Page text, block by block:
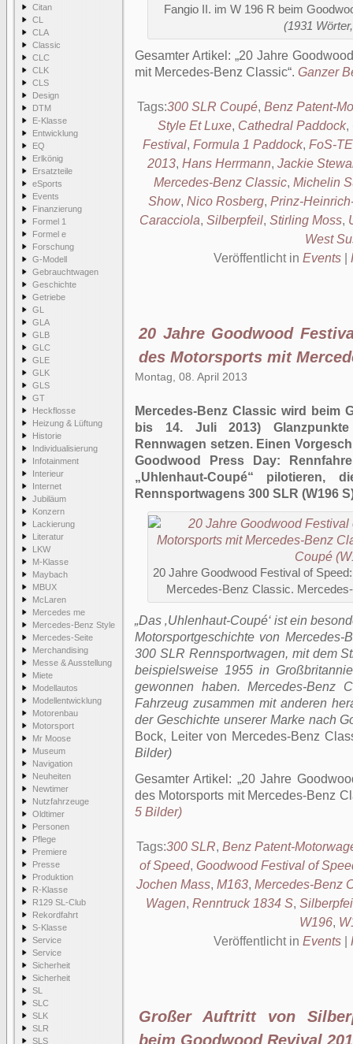
Citan
CL
CLA
Classic
CLC
CLK
CLS
Design
DTM
E-Klasse
Entwicklung
EQ
Erlkönig
Ersatzteile
eSports
Events
Finanzierung
Formel 1
Formel e
Forschung
G-Modell
Gebrauchtwagen
Geschichte
Getriebe
GL
GLA
GLB
GLC
GLE
GLK
GLS
GT
Heckflosse
Heizung & Lüftung
Historie
Individualisierung
Infotainment
Interieur
Internet
Jubiläum
Konzern
Lackierung
Literatur
LKW
M-Klasse
Maybach
MBUX
McLaren
Mercedes me
Mercedes-Benz Style
Mercedes-Seite
Merchandising
Messe & Ausstellung
Miete
Modellautos
Modellentwicklung
Motorenbau
Motorsport
Mr Moose
Museum
Navigation
Neuheiten
Newtimer
Nutzfahrzeuge
Oldtimer
Personen
Pflege
Premiere
Presse
Produktion
R-Klasse
R129 SL-Club
Rekordfahrt
S-Klasse
Service
Service
Sicherheit
Sicherheit
SL
SLC
SLK
SLR
SLS
Fangio II. im W 196 R beim
(1931
Gesamter Artikel: 20 Jahre
mit Mercedes-Benz Classic . Ganzer
Tags:300 SLR Coupé, Benz Patent-
Style Et Luxe, Cathedral Paddock,
Festival, Formula 1 Paddock, FoS-
2013, Hans Herrmann, Jackie
Mercedes-Benz Classic, Michelin
Show, Nico Rosberg, Prinz-
Caracciola, Silberpfeil, Stirling Moss,
West
Veröffentlicht in Events
20 Jahre Goodwood
des Motorsports mit
Montag, 08. April 2013
Mercedes-Benz Classic wird beim
bis 14. Juli 2013)
Rennwagen setzen. Einen
Goodwood Press Day:
„Uhlenhaut-Coupé“ pilotieren,
Rennsportwagens 300 SLR (W196
20 Jahre Goodwood Festival of
Mercedes-Benz Classic.
„Das ‚Uhlenhaut-Coupé‘ ist ein
Motorsportgeschichte von
300 SLR Rennsportwagen, mit dem
beispielsweise 1955 in
gewonnen haben. Mercedes-Benz
Fahrzeug zusammen mit anderen
der Geschichte unserer Marke nach
Bock, Leiter von Mercedes-Benz
Bilder)
Gesamter Artikel:
20 Jahre
des Motorsports mit Mercedes-Benz
5 Bilder)
Tags:300 SLR, Benz Patent-
of Speed, Goodwood Festival of
Jochen Mass, M163, Mercedes-Benz
Wagen, Renntruck 1834 S,
W196,
Veröffentlicht in Events
Großer Auftritt von
beim Goodwood Revival